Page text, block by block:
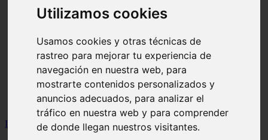
Utilizamos cookies
Usamos cookies y otras técnicas de
rastreo para mejorar tu experiencia de
navegación en nuestra web, para
mostrarte contenidos personalizados y
anuncios adecuados, para analizar el
tráfico en nuestra web y para comprender
de donde llegan nuestros visitantes.
comidas
espana
mariscos
postres
producto
reposteria
venezuela
verduras
Inicio
recetas >Tarta de frutas sin gluten: la receta